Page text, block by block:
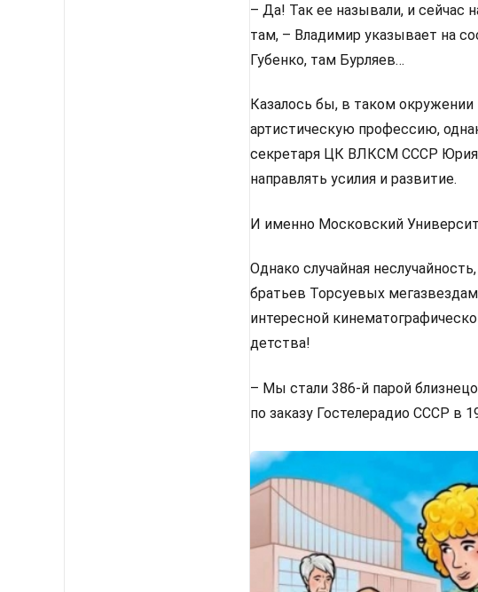
– Да! Так ее называли, и сейчас
там, – Владимир указывает на
Губенко, там Бурляев…
Казалось бы, в таком
артистическую профессию,
секретаря ЦК ВЛКСМ СССР Юрия
направлять усилия и развитие.
И именно Московский
Однако случайная
братьев Торсуевых
интересной
детства!
– Мы стали 386-й парой
по заказу Гостелерадио СССР в